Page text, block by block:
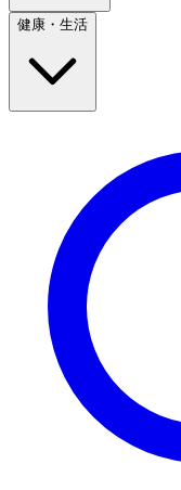
健康・生活